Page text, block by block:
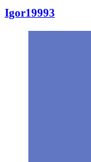
Igor19993